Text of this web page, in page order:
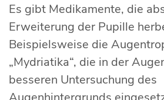
Es gibt Medikamente, die
Erweiterung der Pupille
Beispielsweise die
„Mydriatika“, die in der
besseren Untersuchung des